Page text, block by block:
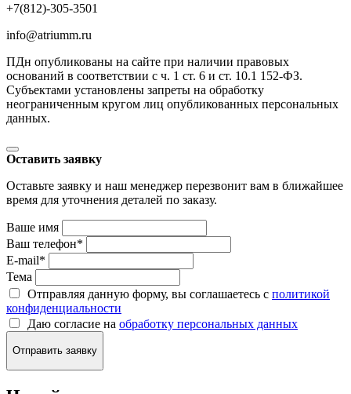
+7(812)-305-3501
info@atriumm.ru
ПДн опубликованы на сайте при наличии правовых
оснований в соответствии с ч. 1 ст. 6 и ст. 10.1 152-ФЗ.
Субъектами установлены запреты на обработку
неограниченным кругом лиц опубликованных персональных
данных.
Оставить заявку
Оставьте заявку и наш менеджер перезвонит вам в ближайшее
время для уточнения деталей по заказу.
Ваше имя
Ваш телефон*
E-mail*
Тема
Отправляя данную форму, вы соглашаетесь с политикой
конфиденциальности
Даю согласие на обработку персональных данных
Отправить заявку